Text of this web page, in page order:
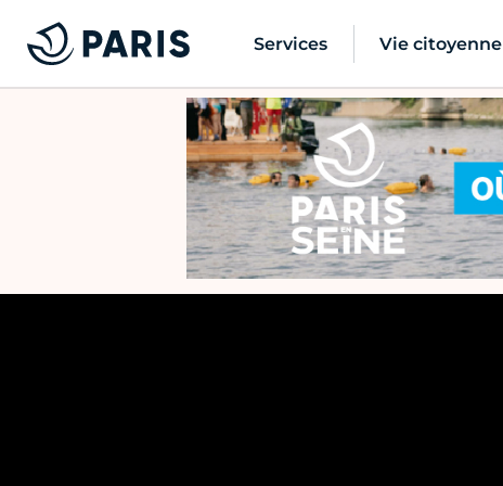
Services Vie citoyenne